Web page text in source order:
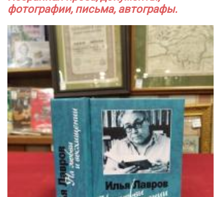
фотографии, письма, автографы.